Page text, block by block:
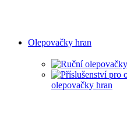
Olepovačky hran
olepovačky hran